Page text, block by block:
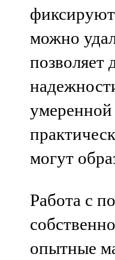
можно
позволяет
могут
Работа с
опытные